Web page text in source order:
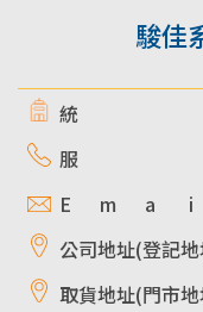
駿佳
統 編
服 務
E m a i
公司地址(登記地
取貨地址(門市地